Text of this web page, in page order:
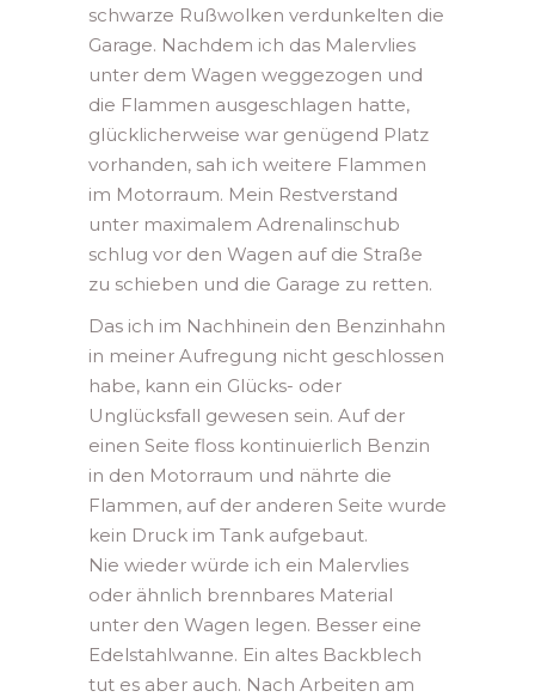
schwarze Rußwolken verdunkelten die
Garage. Nachdem ich das Malervlies
unter dem Wagen weggezogen und
die Flammen ausgeschlagen hatte,
glücklicherweise war genügend Platz
vorhanden, sah ich weitere Flammen
im Motorraum. Mein Restverstand
unter maximalem Adrenalinschub
schlug vor den Wagen auf die Straße
zu schieben und die Garage zu retten.
Das ich im Nachhinein den Benzinhahn
in meiner Aufregung nicht geschlossen
habe, kann ein Glücks- oder
Unglücksfall gewesen sein. Auf der
einen Seite floss kontinuierlich Benzin
in den Motorraum und nährte die
Flammen, auf der anderen Seite wurde
kein Druck im Tank aufgebaut.
Nie wieder würde ich ein Malervlies
oder ähnlich brennbares Material
unter den Wagen legen. Besser eine
Edelstahlwanne. Ein altes Backblech
tut es aber auch. Nach Arbeiten am